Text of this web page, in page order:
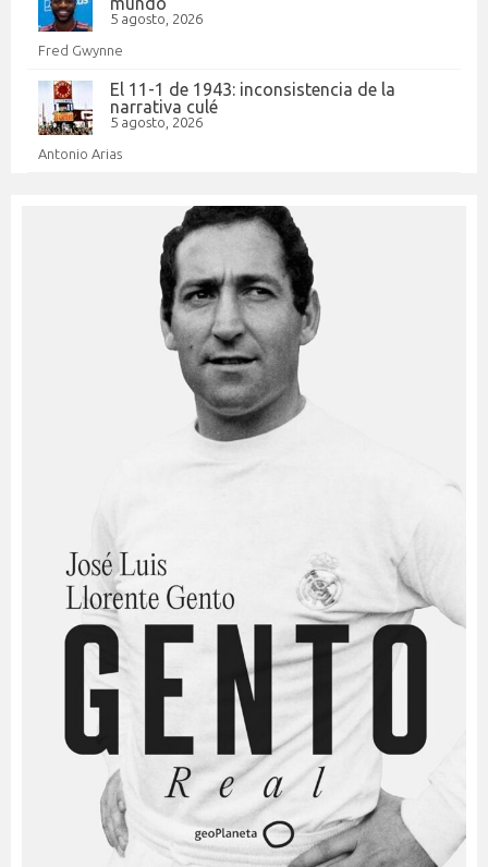
5 agosto, 2026
Fred Gwynne
El 11-1 de 1943: inconsistencia de la
narrativa culé
5 agosto, 2026
Antonio Arias